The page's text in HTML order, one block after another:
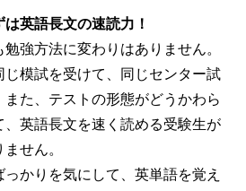
英語長文の速読力！
強方法に変わりはありません。
模試を受けて、同じセンター試
た、テストの形態がどうかわら
、英語長文を速く読める受験生が
せん。
かりを気にして、英単語を覚え